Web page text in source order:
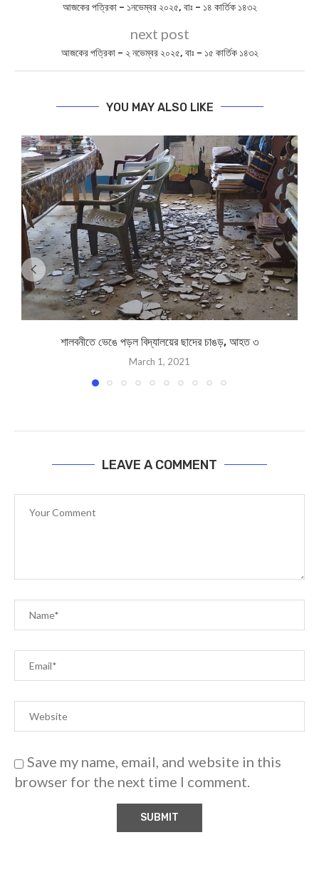
আজকের পত্রিকা – ১নভেম্বর ২০২৫, বাঃ – ১৪ কার্তিক ১৪৩২
next post
আজকের পত্রিকা – ২ নভেম্বর ২০২৫, বাঃ – ১৫ কার্তিক ১৪৩২
YOU MAY ALSO LIKE
শালবনীতে ভেঙে পড়ল বিদ্যালয়ের ছাদের চাঙড়, আহত ৩
March 1, 2021
LEAVE A COMMENT
Save my name, email, and website in this
browser for the next time I comment.